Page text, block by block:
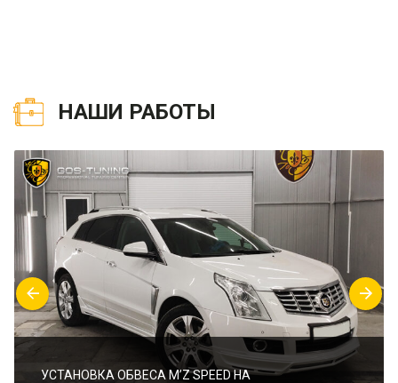
НАШИ РАБОТЫ
УСТАНОВКА ОБВЕСА M’Z SPEED НА